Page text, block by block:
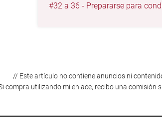
#32 a 36 - Prepararse para
// Este artículo no contiene anuncios ni
compra utilizando mi enlace, recibo una comisión